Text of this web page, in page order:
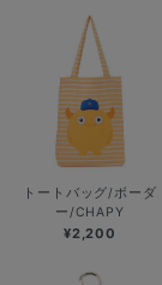
トートバッグ/ボーダ
ー/CHAPY
¥2,200